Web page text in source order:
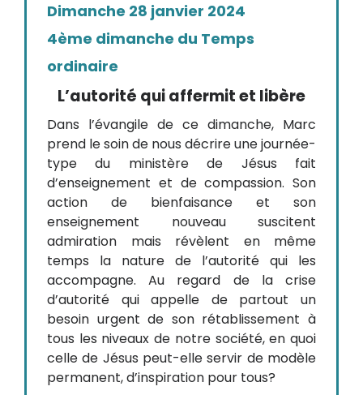
Dimanche 28 janvier 2024
4ème dimanche du Temps
ordinaire
L’autorité qui affermit et libère
Dans l’évangile de ce dimanche, Marc
prend le soin de nous décrire une journée-
type du ministère de Jésus fait
d’enseignement et de compassion. Son
action de bienfaisance et son
enseignement nouveau suscitent
admiration mais révèlent en même
temps la nature de l’autorité qui les
accompagne. Au regard de la crise
d’autorité qui appelle de partout un
besoin urgent de son rétablissement à
tous les niveaux de notre société, en quoi
celle de Jésus peut-elle servir de modèle
permanent, d’inspiration pour tous?